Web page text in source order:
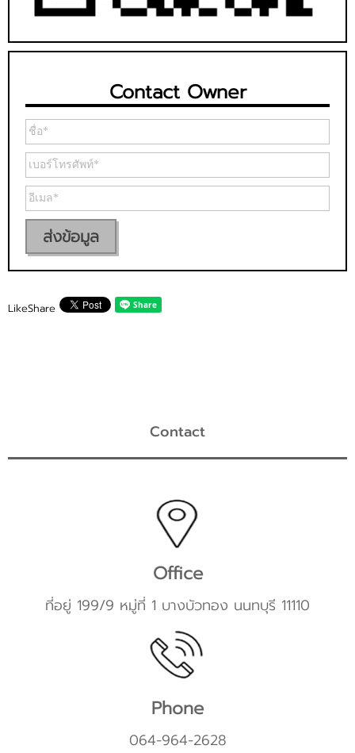
Contact Owner
ส่งข้อมูล
LikeShare
Contact
Office
ที่อยู่ 199/9 หมู่ที่ 1 บางบัวทอง นนทบุรี 11110
Phone
064-964-2628